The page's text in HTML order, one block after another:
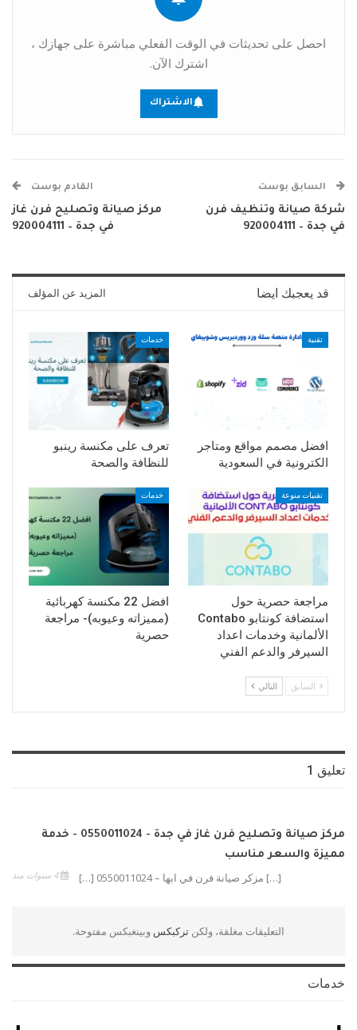
احصل على تحديثات في الوقت الفعلي مباشرة على جهازك ،
اشترك الآن.
الاشتراك
السابق بوست
شركة صيانة وتنظيف فرن
في جدة – 920004111
القادم بوست
مركز صيانة وتصليح فرن غاز
في جدة – 920004111
قد يعجبك ايضا المزيد عن المؤلف
تقنية
افضل مصمم مواقع ومتاجر
الكترونية في السعودية
خدمات
تعرف على مكنسة رينبو
للنظافة والصحة
تقنيات منوعة
مراجعة حصرية حول
استضافة كونتابو Contabo
الألمانية وخدمات اعداد
السيرفر والدعم الفني
خدمات
افضل 22 مكنسة كهربائية
(مميزاته وعيوبه)- مراجعة
حصرية
السابق التالي
تعليق 1
مركز صيانة وتصليح فرن غاز في جدة - 0550011024 - خدمة
مميزة والسعر مناسب
4 سنوات منذ
[…] مزكر صيانة فرن في ابها – 0550011024 […]
التعليقات مغلقة، ولكن تركبكس وبينغبكس مفتوحة.
خدمات